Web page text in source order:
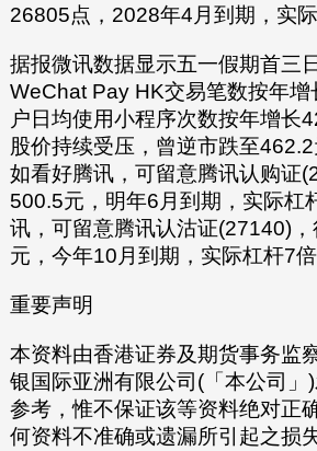
26805点，2028年4月到期，实际
据报微讯数据显示五一假期首三
WeChat Pay HK交易笔数按年增
户日均使用小程序次数按年增长
股价持续受压，曾逆市跌至462.2
如看好腾讯，可留意腾讯认购证
500.5元，明年6月到期，实际杠
讯，可留意腾讯认沽证(27140)
元，今年10月到期，实际杠杆7倍
重要声明
本资料由香港证券及期货事务监
银国际亚洲有限公司(「本公司」
参考，惟不保证该等资料绝对正
何资料不准确或遗漏所引起之损